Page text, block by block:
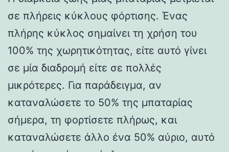
σε πλήρεις κύκλους φόρτισης. Ένας
πλήρης κύκλος σημαίνει τη χρήση του
100% της χωρητικότητας, είτε αυτό γίνει
σε μία διαδρομή είτε σε πολλές
μικρότερες. Για παράδειγμα, αν
καταναλώσετε το 50% της μπαταρίας
σήμερα, τη φορτίσετε πλήρως, και
καταναλώσετε άλλο ένα 50% αύριο, αυτό